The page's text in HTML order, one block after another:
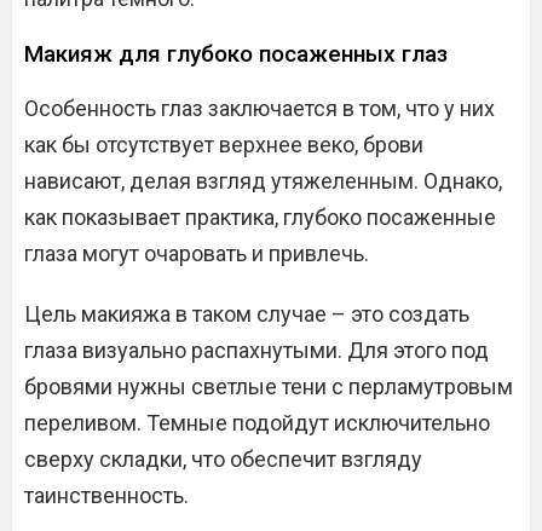
Макияж для глубоко посаженных глаз
Особенность глаз заключается в том, что у них
как бы отсутствует верхнее веко, брови
нависают, делая взгляд утяжеленным. Однако,
как показывает практика, глубоко посаженные
глаза могут очаровать и привлечь.
Цель макияжа в таком случае – это создать
глаза визуально распахнутыми. Для этого под
бровями нужны светлые тени с перламутровым
переливом. Темные подойдут исключительно
сверху складки, что обеспечит взгляду
таинственность.